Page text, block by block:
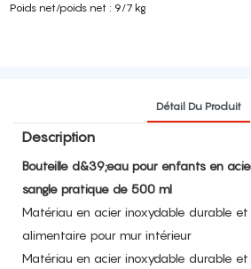
Poids net/poids net : 9/7 kg
Détail Du Produit
Description
Bouteille d&39;eau pour enfants en
sangle pratique de 500 ml
Matériau en acier inoxydable durable
alimentaire pour mur intérieur
Matériau en acier inoxydable durable